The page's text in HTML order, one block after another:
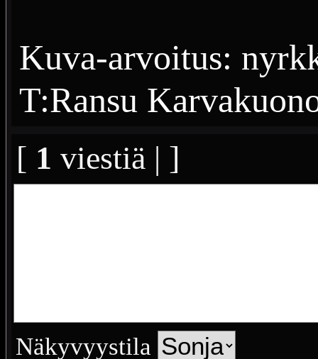
Kuva-arvoitus:
T:Ransu
[ 1 viestiä | ]
Näkyvyystila